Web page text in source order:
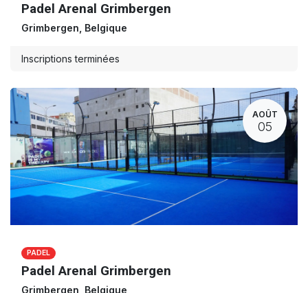
Padel Arenal Grimbergen
Grimbergen Belgique
Inscriptions terminées
AOÛT
05
PADEL
Padel Arenal Grimbergen
Grimbergen Belgique